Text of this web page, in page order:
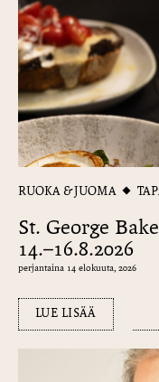
RUOKA & JUOMA
St. George
14.–16.8.2026
perjantaina 14 elokuuta, 2026
LUE LISÄÄ